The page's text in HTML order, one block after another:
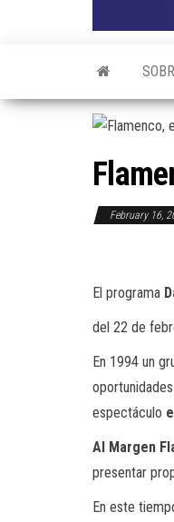
February 16,
El programa
del 22 de
En 1994 un
espectáculo
Al Margen
presentar
En este